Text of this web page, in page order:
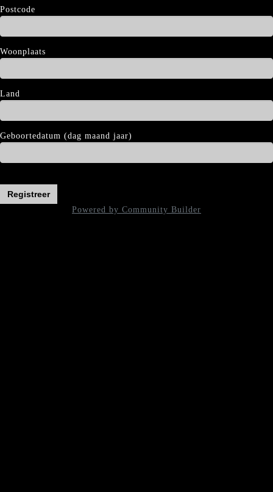
Postcode
Woonplaats
Land
Geboortedatum (dag maand jaar)
Registreer
Powered by Community Builder